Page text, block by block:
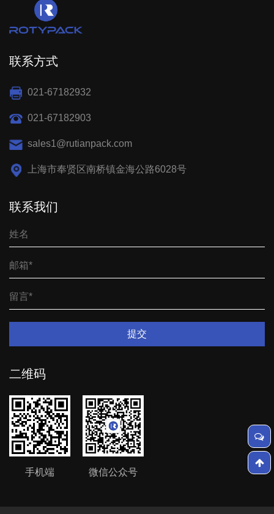
联系方式
021-67182932
021-67182903
sales1@rutianpack.com
上海市奉贤区南桥镇金海公路6028号
联系我们
提交
二维码
手机端 微信公众号